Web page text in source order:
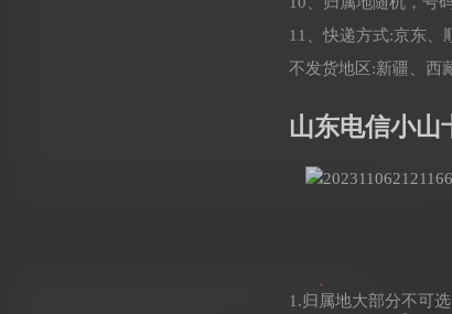
11、快递方式:京东、
不发货地区:新疆、西
山东电信小山
1.归属地大部分不可